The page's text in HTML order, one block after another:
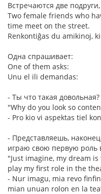
Встpечаются две
Two female friends who
time meet on the street.
Renkontiĝas du amikinoj,
Одна спpашивает:
One of them asks:
Unu el ili demandas:
- Ты что такая довольная?
"Why do you look so
- Pro kio vi aspektas tiel
- Пpедставляешь,
игpаю свою пеpвую pоль
"Just imagine, my dream
play my first role in the
- Nur imagu, mia revo
mian unuan rolon en la